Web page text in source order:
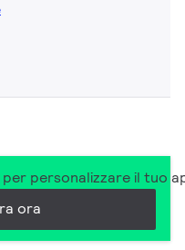
personalizzare il tuo
ora